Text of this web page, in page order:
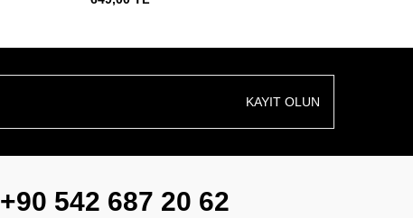
KAYIT OLUN
+90 542 687 20 62